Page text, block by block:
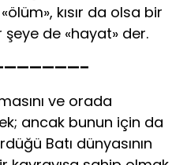
kısır da olsa bir
de «hayat» der.
ve orada
ancak bunun için da
Batı dünyasının